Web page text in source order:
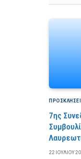
7ης
22 ΙΟΥΛΊΟΥ